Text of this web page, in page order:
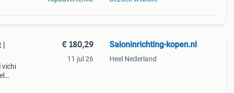
|
vichi
€ 180,29
11 jul 26
Saloninrichting-kopen.nl
Heel Nederland